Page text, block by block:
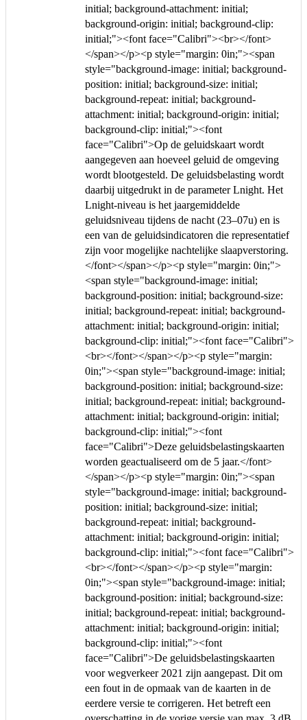
initial; background-attachment: initial;
background-origin: initial; background-clip:
initial;"><font face="Calibri"><br></font>
</span></p><p style="margin: 0in;"><span
style="background-image: initial; background-
position: initial; background-size: initial;
background-repeat: initial; background-
attachment: initial; background-origin: initial;
background-clip: initial;"><font
face="Calibri">Op de geluidskaart wordt
aangegeven aan hoeveel geluid de omgeving
wordt blootgesteld. De geluidsbelasting wordt
daarbij uitgedrukt in de parameter Lnight. Het
Lnight-niveau is het jaargemiddelde
geluidsniveau tijdens de nacht (23–07u) en is
een van de geluidsindicatoren die representatief
zijn voor mogelijke nachtelijke slaapverstoring.
</font></span></p><p style="margin: 0in;">
<span style="background-image: initial;
background-position: initial; background-size:
initial; background-repeat: initial; background-
attachment: initial; background-origin: initial;
background-clip: initial;"><font face="Calibri">
<br></font></span></p><p style="margin:
0in;"><span style="background-image: initial;
background-position: initial; background-size:
initial; background-repeat: initial; background-
attachment: initial; background-origin: initial;
background-clip: initial;"><font
face="Calibri">Deze geluidsbelastingskaarten
worden geactualiseerd om de 5 jaar.</font>
</span></p><p style="margin: 0in;"><span
style="background-image: initial; background-
position: initial; background-size: initial;
background-repeat: initial; background-
attachment: initial; background-origin: initial;
background-clip: initial;"><font face="Calibri">
<br></font></span></p><p style="margin:
0in;"><span style="background-image: initial;
background-position: initial; background-size:
initial; background-repeat: initial; background-
attachment: initial; background-origin: initial;
background-clip: initial;"><font
face="Calibri">De geluidsbelastingskaarten
voor wegverkeer 2021 zijn aangepast. Dit om
een fout in de opmaak van de kaarten in de
eerdere versie te corrigeren. Het betreft een